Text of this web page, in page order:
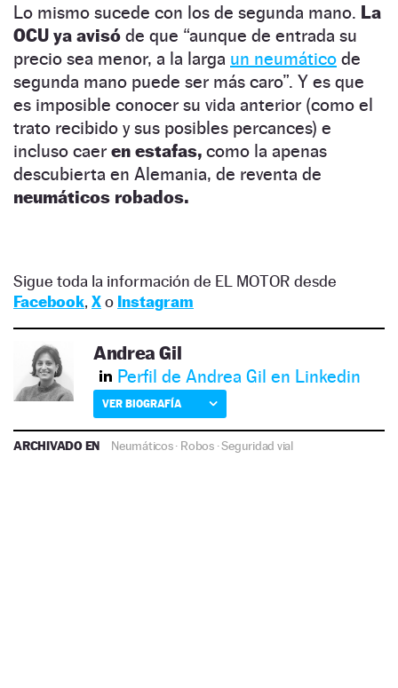
Lo mismo sucede con los de segunda mano. La
OCU ya avisó de que “aunque de entrada su
precio sea menor, a la larga un neumático de
segunda mano puede ser más caro”. Y es que
es imposible conocer su vida anterior (como el
trato recibido y sus posibles percances) e
incluso caer en estafas, como la apenas
descubierta en Alemania, de reventa de
neumáticos robados.
Sigue toda la información de EL MOTOR desde
Facebook, Xo Instagram
Andrea Gil
Perfil de Andrea Gil en Linkedin
VER BIOGRAFÍA
ARCHIVADO EN Neumáticos· Robos·Seguridad vial